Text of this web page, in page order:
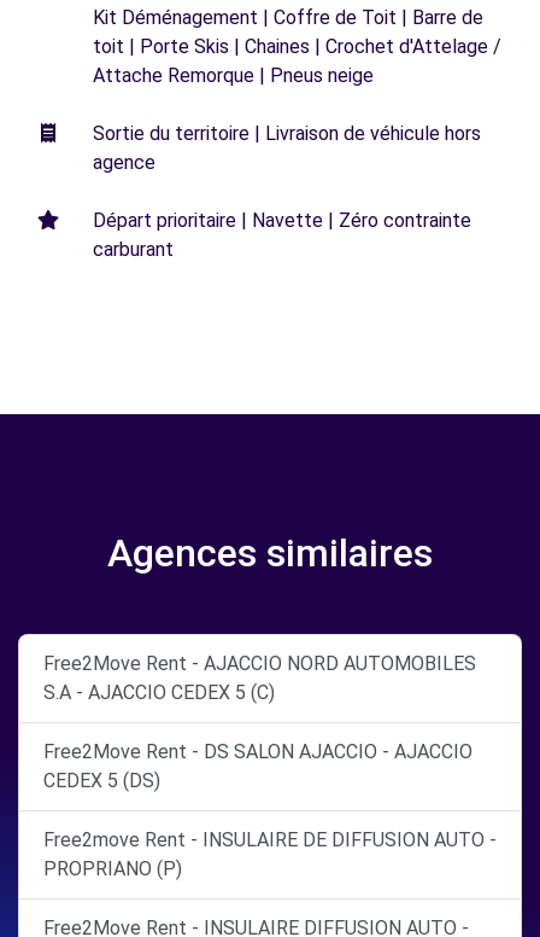
Kit Déménagement | Coffre de Toit | Barre de
toit | Porte Skis | Chaines | Crochet d'Attelage /
Attache Remorque | Pneus neige
Sortie du territoire | Livraison de véhicule hors
agence
Départ prioritaire | Navette | Zéro contrainte
carburant
Agences similaires
Free2Move Rent - AJACCIO NORD AUTOMOBILES
S.A - AJACCIO CEDEX 5 (C)
Free2Move Rent - DS SALON AJACCIO - AJACCIO
CEDEX 5 (DS)
Free2move Rent - INSULAIRE DE DIFFUSION AUTO -
PROPRIANO (P)
Free2Move Rent - INSULAIRE DIFFUSION AUTO -